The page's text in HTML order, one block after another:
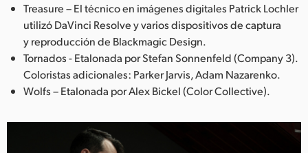
Treasure – El técnico en imágenes digitales Patrick Lochler
utilizó DaVinci Resolve y varios dispositivos de captura
y reproducción de Blackmagic Design.
Tornados - Etalonada por Stefan Sonnenfeld (Company 3).
Coloristas adicionales: Parker Jarvis, Adam Nazarenko.
Wolfs – Etalonada por Alex Bickel (Color Collective).